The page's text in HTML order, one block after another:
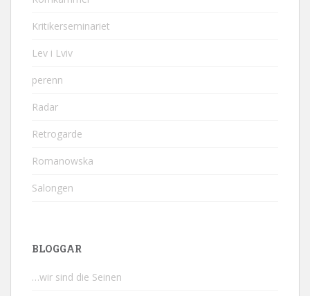
Kritikerseminariet
Lev i Lviv
perenn
Radar
Retrogarde
Romanowska
Salongen
BLOGGAR
…wir sind die Seinen